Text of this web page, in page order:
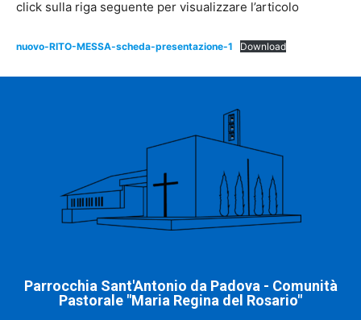
click sulla riga seguente per visualizzare l’articolo
nuovo-RITO-MESSA-scheda-presentazione-1 Download
Parrocchia Sant'Antonio da Padova - Comunità
Pastorale "Maria Regina del Rosario"